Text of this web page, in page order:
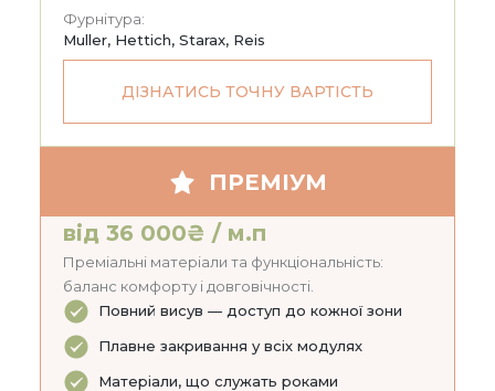
Фурнітура:
Muller, Hettich, Starax, Reis
ДІЗНАТИСЬ ТОЧНУ ВАРТІСТЬ
ПРЕМІУМ
від 36 000₴ / м.п
Преміальні матеріали та функціональність:
баланс комфорту і довговічності.
Повний висув — доступ до кожної зони
Плавне закривання у всіх модулях
Матеріали, що служать роками